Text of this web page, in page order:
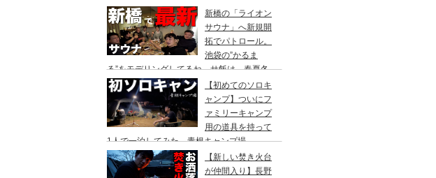
新橋の「ライオン
サウナ」へ新規開
拓でパトロール。
池袋の”かるま
る”をモデリングしてるね。サ飯は、春夏冬
にて。
【初めてのソロキ
ャンプ】ついにフ
ァミリーキャンプ
用の道具を持って
1人で一泊してみた。青根キャンプ場
【新しい焚き火台
が仲間入り】長野